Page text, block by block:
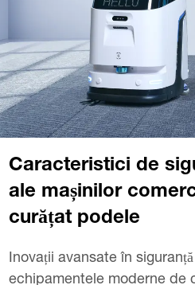
Caracteristici de
ale mașinilor
curățat podele
Inovații avansate în
echipamentele moderne de